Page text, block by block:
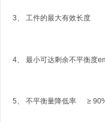
3、 工件的最大有效长度
4、 最小可达剩余不平衡度
5、 不平衡量降低率 ≥ 9